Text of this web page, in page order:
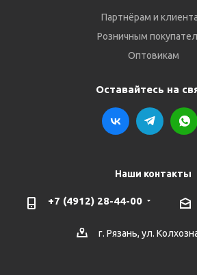
Партнёрам и
Розничным
Оптовикам
Оставайтесь на
Наши контакты
+7 (4912) 28-44-00
г. Рязань, ул.